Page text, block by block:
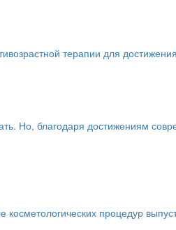
терапии для
Но, благодаря достижениям
косметологических процедур